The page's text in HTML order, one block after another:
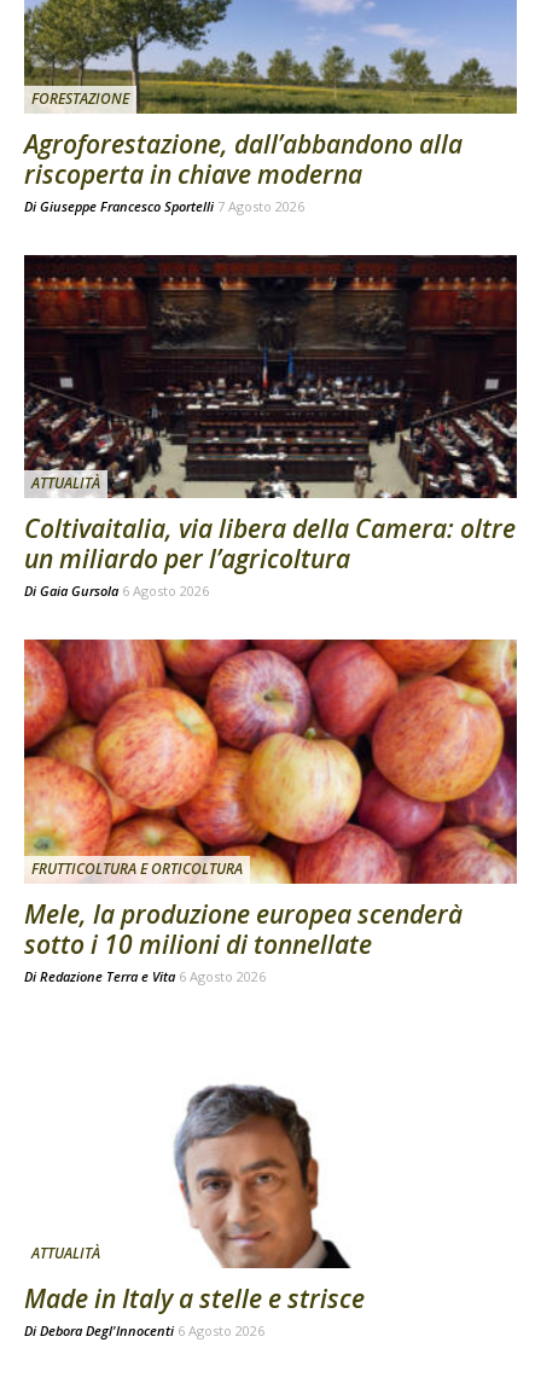
FORESTAZIONE
Agroforestazione, dall’abbandono alla
riscoperta in chiave moderna
Di Giuseppe Francesco Sportelli 7 Agosto 2026
ATTUALITÀ
Coltivaitalia, via libera della Camera: oltre
un miliardo per l’agricoltura
Di Gaia Gursola 6 Agosto 2026
FRUTTICOLTURA E ORTICOLTURA
Mele, la produzione europea scenderà
sotto i 10 milioni di tonnellate
Di Redazione Terra e Vita 6 Agosto 2026
ATTUALITÀ
Made in Italy a stelle e strisce
Di Debora Degl'Innocenti 6 Agosto 2026